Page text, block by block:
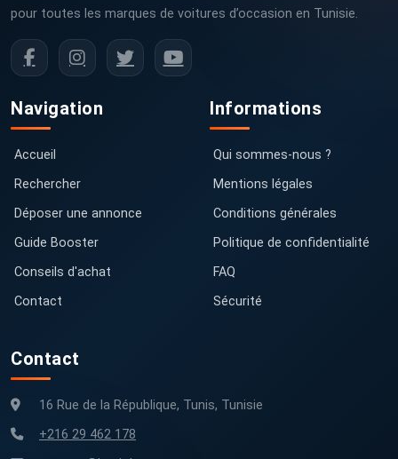
pour toutes les marques de voitures d’occasion en Tunisie.
Navigation
Accueil
Rechercher
Déposer une annonce
Guide Booster
Conseils d'achat
Contact
Informations
Qui sommes-nous ?
Mentions légales
Conditions générales
Politique de confidentialité
FAQ
Sécurité
Contact
16 Rue de la République, Tunis, Tunisie
+216 29 462 178